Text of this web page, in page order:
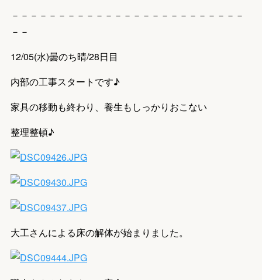
－－－－－－－－－－－－－－－－－－－－－－－－－
－－
12/05(水)曇のち晴/28日目
内部の工事スタートです♪
家具の移動も終わり、養生もしっかりおこない
整理整頓♪
大工さんによる床の解体が始まりました。